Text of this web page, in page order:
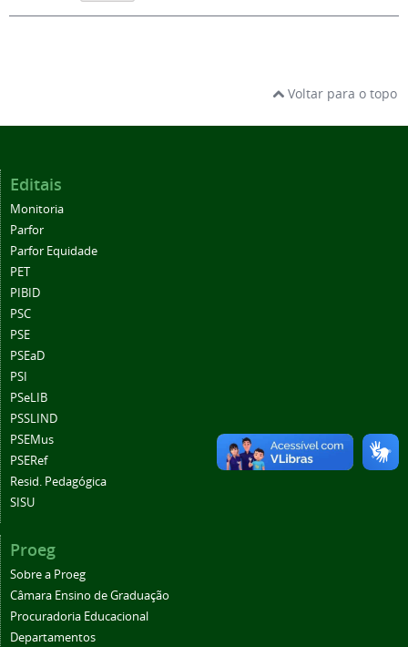
Voltar para o topo
Editais
Monitoria
Parfor
Parfor Equidade
PET
PIBID
PSC
PSE
PSEaD
PSI
PSeLIB
PSSLIND
PSEMus
PSERef
Resid. Pedagógica
SISU
Proeg
Sobre a Proeg
Câmara Ensino de Graduação
Procuradoria Educacional
Departamentos